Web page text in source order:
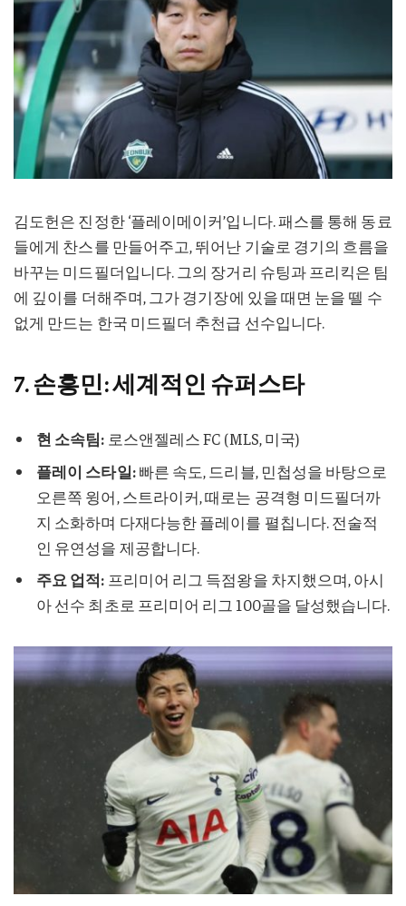
김도헌은 진정한 ‘플레이메이커’입니다. 패스를 통해 동료
들에게 찬스를 만들어주고, 뛰어난 기술로 경기의 흐름을
바꾸는 미드필더입니다. 그의 장거리 슈팅과 프리킥은 팀
에 깊이를 더해주며, 그가 경기장에 있을 때면 눈을 뗄 수
없게 만드는 한국 미드필더 추천급 선수입니다.
7. 손흥민: 세계적인 슈퍼스타
현 소속팀: 로스앤젤레스 FC (MLS, 미국)
플레이 스타일:빠른 속도, 드리블, 민첩성을 바탕으로
오른쪽 윙어, 스트라이커, 때로는 공격형 미드필더까
지 소화하며 다재다능한 플레이를 펼칩니다. 전술적
인 유연성을 제공합니다.
주요 업적: 프리미어 리그 득점왕을 차지했으며, 아시
아 선수 최초로 프리미어 리그 100골을 달성했습니다.